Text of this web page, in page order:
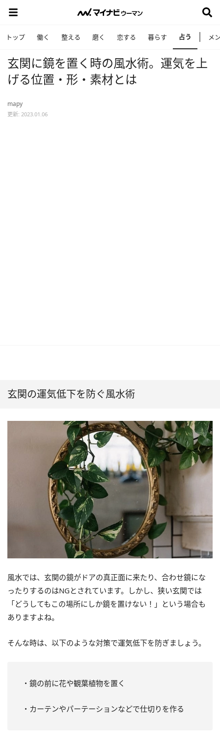
トップ 働く 整える 磨く 恋する 暮らす 占う メ
玄関に鏡を置く時の風水術。運気を上
げる位置・形・素材とは
mapy
更新: 2023.01.06
玄関の運気低下を防ぐ風水術
風水では、玄関の鏡がドアの真正面に来たり、合わせ鏡にな
ったりするのはNGとされています。しかし、狭い玄関では
「どうしてもこの場所にしか鏡を置けない！」という場合も
ありますよね。
そんな時は、以下のような対策で運気低下を防ぎましょう。
・鏡の前に花や観葉植物を置く
・カーテンやパーテーションなどで仕切りを作る